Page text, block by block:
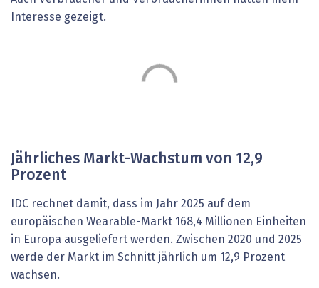
Interesse gezeigt.
Jährliches Markt-Wachstum von 12,9
Prozent
IDC rechnet damit, dass im Jahr 2025 auf dem
europäischen Wearable-Markt 168,4 Millionen Einheiten
in Europa ausgeliefert werden. Zwischen 2020 und 2025
werde der Markt im Schnitt jährlich um 12,9 Prozent
wachsen.